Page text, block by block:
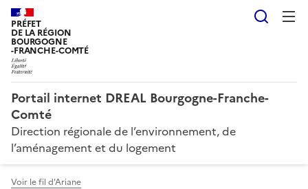
PRÉFET
DE LA RÉGION
BOURGOGNE
-FRANCHE-COMTÉ
Portail internet DREAL Bourgogne-Franche-
Comté
Direction régionale de l’environnement, de
l’aménagement et du logement
Voir le fil d'Ariane